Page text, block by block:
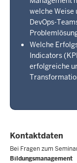
welche
DevOps-
Welche
Indicators
erfolgreiche
Kontaktdaten
Bei Fragen zum
Bildungsmanagement